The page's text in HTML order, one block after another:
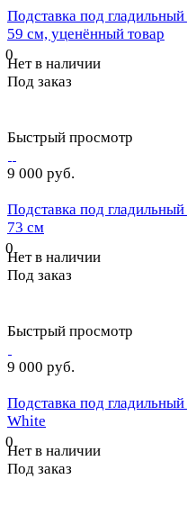
Подставка под
59 см, уценённый товар
0
Нет в наличии
Под заказ
Быстрый просмотр
9 000 руб.
Подставка под
73 см
0
Нет в наличии
Под заказ
Быстрый просмотр
9 000 руб.
Подставка под
White
0
Нет в наличии
Под заказ